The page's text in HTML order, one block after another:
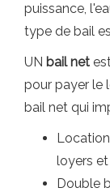
puissance,
type de bail
UN bail net
pour payer le
bail net qui
loyers
Double